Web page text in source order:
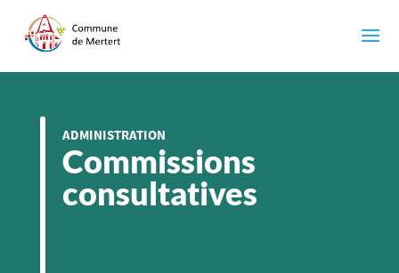
ADMINISTRATION
Commissions
consultatives